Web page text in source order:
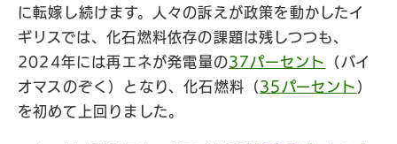
に転嫁し続けます。人々の訴えが政策を動かしたイ
ギリスでは、化石燃料依存の課題は残しつつも、
2024年には再エネが発電量の37パーセント
（バイ
オマスのぞく）となり、化石燃料（35パーセント ）
を初めて上回りました。